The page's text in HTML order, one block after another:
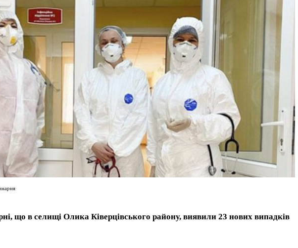
що в селищі Олика Ківерцівського району, виявили 23 нових випадків